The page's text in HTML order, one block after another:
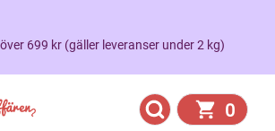
699 kr (gäller leveranser under 2 kg)
0